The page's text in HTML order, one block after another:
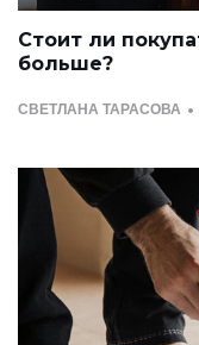
Стоит ли
больше?
СВЕТЛАНА ТАРАСОВА